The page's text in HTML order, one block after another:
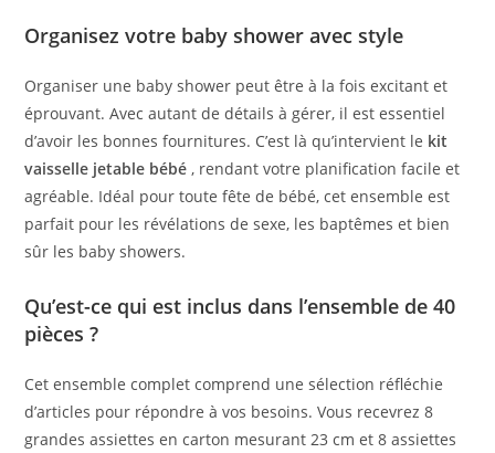
Organisez votre baby shower avec style
Organiser une baby shower peut être à la fois excitant et
éprouvant. Avec autant de détails à gérer, il est essentiel
d’avoir les bonnes fournitures. C’est là qu’intervient le kit
vaisselle jetable bébé , rendant votre planification facile et
agréable. Idéal pour toute fête de bébé, cet ensemble est
parfait pour les révélations de sexe, les baptêmes et bien
sûr les baby showers.
Qu’est-ce qui est inclus dans l’ensemble de 40
pièces ?
Cet ensemble complet comprend une sélection réfléchie
d’articles pour répondre à vos besoins. Vous recevrez 8
grandes assiettes en carton mesurant 23 cm et 8 assiettes